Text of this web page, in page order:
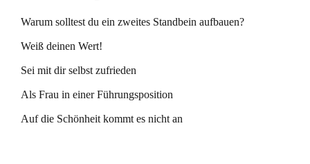
Warum solltest du ein zweites Standbein aufbauen?
Weiß deinen Wert!
Sei mit dir selbst zufrieden
Als Frau in einer Führungsposition
Auf die Schönheit kommt es nicht an